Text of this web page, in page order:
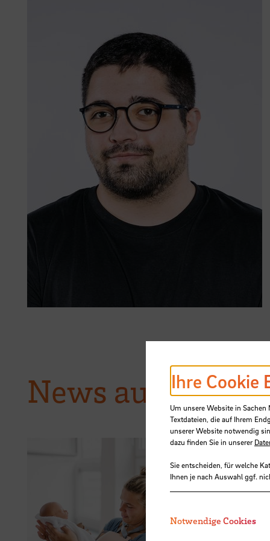
News aus der
06.08.2026
HSB
Ihre Cookie
Um unsere Website in
Textdateien, die auf Ihrem
unserer Website notwendig
dazu finden Sie in unserer
Sie entscheiden, für welche
Ihnen je nach Auswahl ggf.
Notwendige Cookies